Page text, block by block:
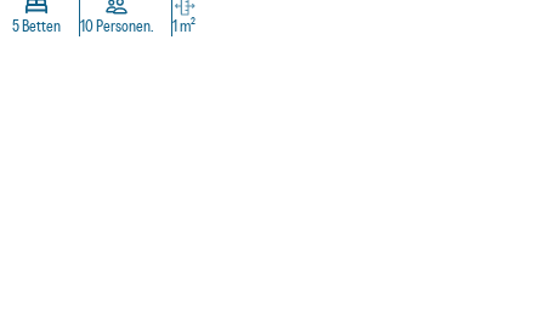
5 Betten 10 Personen. 1 m²